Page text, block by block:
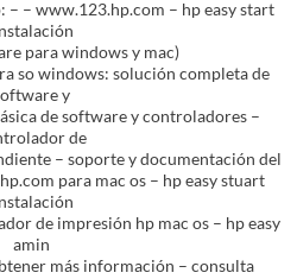
– – www.123.hp.com – hp easy start
para windows y mac)
so windows: solución completa de
y
de software y controladores –
de
– soporte y documentación del
para mac os – hp easy stuart
de impresión hp mac os – hp easy
amin
más información – consulta